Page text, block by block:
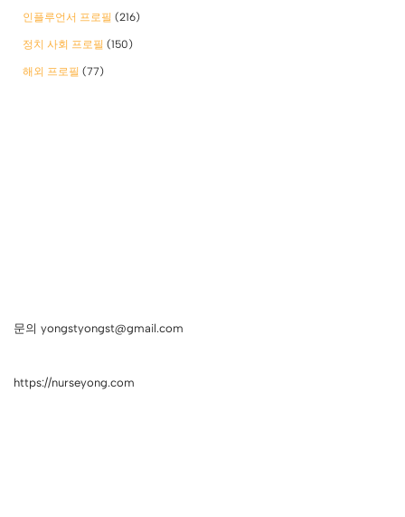
인플루언서 프로필 (216)
정치 사회 프로필 (150)
해외 프로필 (77)
문의 yongstyongst@gmail.com
https://nurseyong.com